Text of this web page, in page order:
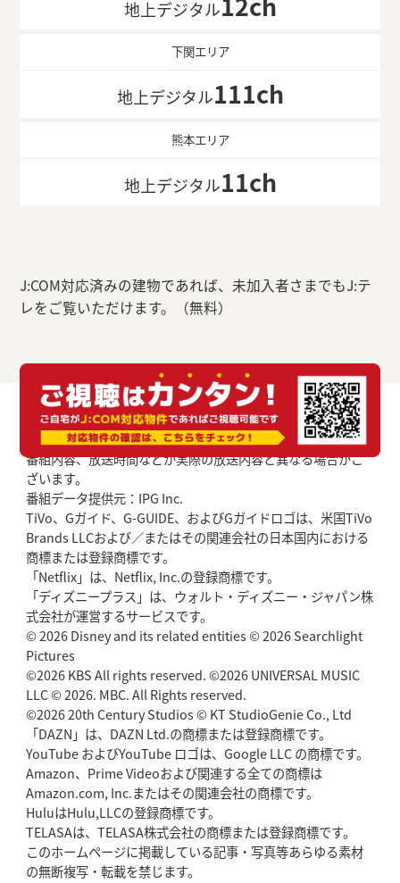
地上デジタル
下関エリア
地上デジタル111ch
熊本エリア
地上デジタル11ch
J:COM対応済みの建物であれば、未加入者さまでもJ:テ
レをご覧いただけます。（無料）
番組内容、放送時間などが実際の放送内容と異なる場合がご
ざいます。
番組データ提供元：IPG Inc.
TiVo、Gガイド、G-GUIDE、およびGガイドロゴは、米国TiVo
Brands LLCおよび／またはその関連会社の日本国内における
商標または登録商標です。
「Netflix」は、Netflix, Inc.の登録商標です。
「ディズニープラス」は、ウォルト・ディズニー・ジャパン株
式会社が運営するサービスです。
© 2026 Disney and its related entities © 2026 Searchlight
Pictures
©2026 KBS All rights reserved. ©2026 UNIVERSAL MUSIC
LLC © 2026. MBC. All Rights reserved.
©2026 20th Century Studios © KT StudioGenie Co., Ltd
「DAZN」は、DAZN Ltd.の商標または登録商標です。
YouTube およびYouTube ロゴは、Google LLC の商標です。
Amazon、Prime Videoおよび関連する全ての商標は
Amazon.com, Inc.またはその関連会社の商標です。
HuluはHulu,LLCの登録商標です。
TELASAは、TELASA株式会社の商標または登録商標です。
このホームページに掲載している記事・写真等あらゆる素材
の無断複写・転載を禁じます。